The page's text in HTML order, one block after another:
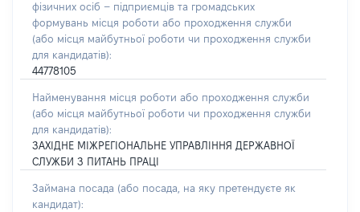
фізичних осіб – підприємців та громадських
формувань місця роботи або проходження служби
(або місця майбутньої роботи чи проходження служби
для кандидатів):
44778105
Найменування місця роботи або проходження служби
(або місця майбутньої роботи чи проходження служби
для кандидатів):
ЗАХІДНЕ МІЖРЕГІОНАЛЬНЕ УПРАВЛІННЯ ДЕРЖАВНОЇ
СЛУЖБИ З ПИТАНЬ ПРАЦІ
Займана посада (або посада, на яку претендуєте як
кандидат):